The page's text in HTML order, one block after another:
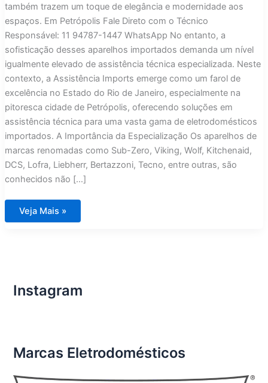
também trazem um toque de elegância e modernidade aos
espaços. Em Petrópolis Fale Direto com o Técnico
Responsável: 11 94787-1447 WhatsApp No entanto, a
sofisticação desses aparelhos importados demanda um nível
igualmente elevado de assistência técnica especializada. Neste
contexto, a Assistência Imports emerge como um farol de
excelência no Estado do Rio de Janeiro, especialmente na
pitoresca cidade de Petrópolis, oferecendo soluções em
assistência técnica para uma vasta gama de eletrodomésticos
importados. A Importância da Especialização Os aparelhos de
marcas renomadas como Sub-Zero, Viking, Wolf, Kitchenaid,
DCS, Lofra, Liebherr, Bertazzoni, Tecno, entre outras, são
conhecidos não […]
Assistência
Técnica
Veja Mais »
Instagram
Marcas Eletrodomésticos